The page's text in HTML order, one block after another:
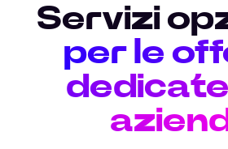
Servizi
per le